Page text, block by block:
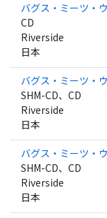
バグス・ミーツ・
CD
Riverside
日本
バグス・ミーツ・
SHM-CD、CD
Riverside
日本
バグス・ミーツ・
SHM-CD、CD
Riverside
日本